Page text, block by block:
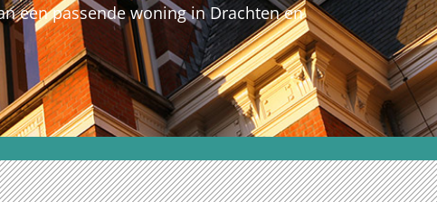
een passende woning in Drachten en